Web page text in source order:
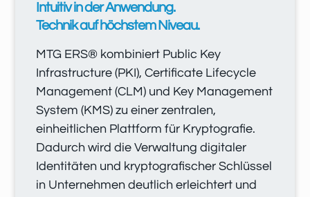
Intuitiv in der Anwendung.
Technik auf höchstem Niveau.
MTG ERS® kombiniert Public Key
Infrastructure (PKI), Certificate Lifecycle
Management (CLM) und Key Management
System (KMS) zu einer zentralen,
einheitlichen Plattform für Kryptografie.
Dadurch wird die Verwaltung digitaler
Identitäten und kryptografischer Schlüssel
in Unternehmen deutlich erleichtert und